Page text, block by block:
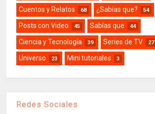
Cuentos y Relatos 68 ¿Sabías que? 54
Posts con Video 45 Sabías que 44
Ciencia y Tecnología 39 Series de TV 27
Universo 23 Mini tutoriales 3
Redes Sociales